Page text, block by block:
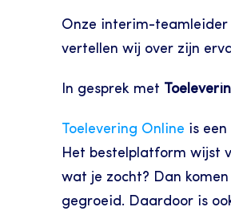
Onze interim-teamleider
vertellen wij over zijn
In gesprek met
Toelevering Online is
Het bestelplatform wijst
wat je zocht? Dan
gegroeid. Daardoor is